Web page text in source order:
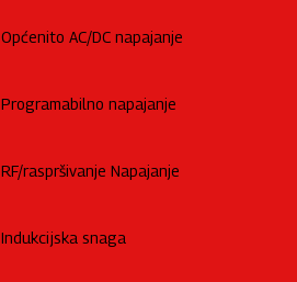
Općenito AC/DC napajanje
Programabilno napajanje
RF/raspršivanje Napajanje
Indukcijska snaga